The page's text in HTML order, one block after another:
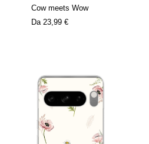
Cow meets Wow
Da 23,99 €